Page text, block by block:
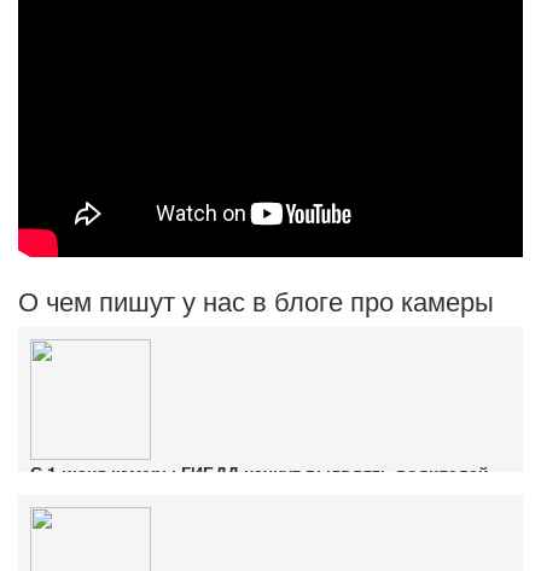
О чем пишут у нас в блоге про камеры
С 1 июня камеры ГИБДД начнут выявлять водителей
Ознакомиться с деталями